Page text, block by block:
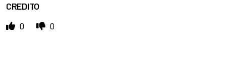
CREDITO
0
0